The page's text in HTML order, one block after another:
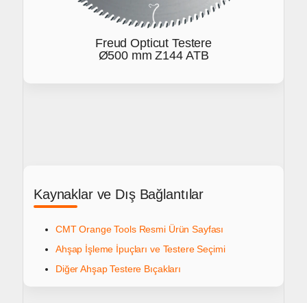
Freud Opticut Testere
Ø500 mm Z144 ATB
Kaynaklar ve Dış Bağlantılar
CMT Orange Tools Resmi Ürün Sayfası
Ahşap İşleme İpuçları ve Testere Seçimi
Diğer Ahşap Testere Bıçakları